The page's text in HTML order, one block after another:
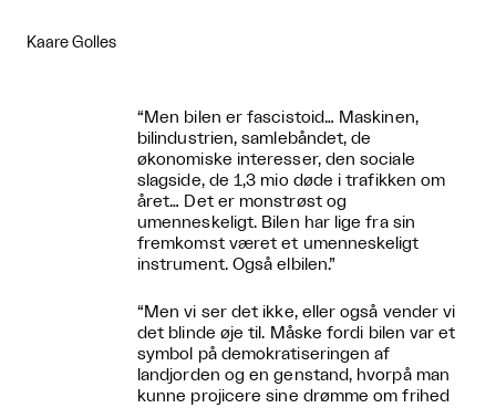
Kaare Golles
“Men bilen er fascistoid… Maskinen,
bilindustrien, samlebåndet, de
økonomiske interesser, den sociale
slagside, de 1,3 mio døde i trafikken om
året… Det er monstrøst og
umenneskeligt. Bilen har lige fra sin
fremkomst været et umenneskeligt
instrument. Også elbilen.”
“Men vi ser det ikke, eller også vender vi
det blinde øje til. Måske fordi bilen var et
symbol på demokratiseringen af
landjorden og en genstand, hvorpå man
kunne projicere sine drømme om frihed